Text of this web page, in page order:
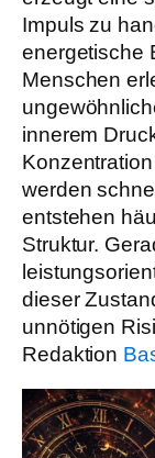
Impuls zu
energetische
Menschen
innerem
werden
entstehen
Struktur.
dieser
unnötigen
Redaktion